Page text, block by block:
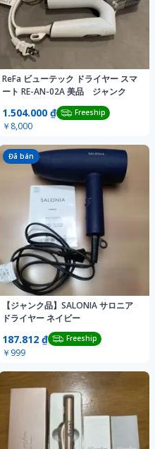
ReFa ビューテック ドライヤー スマ
ート RE-AN-02A 美品 ジャンク
1.504.000 ₫ Freeship
￥8,000
Đã bán
【ジャンク品】SALONIA サロニア
ドライヤー ネイビー
187.812 ₫ Freeship
￥999